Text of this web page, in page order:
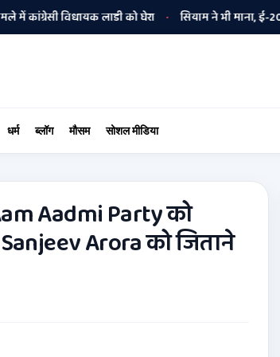
विधायक लाडी को घेरा • सियाम ने भी माना, ई-20 में
धर्म ब्लॉग मौसम सोशल मीडिया
Aadmi Party को
Arora को जिताने